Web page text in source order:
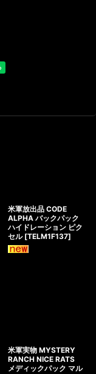
米軍放出品 CODE
ALPHA バックパック
ハイドレーション ピク
セル [TELM1F137]
米軍実物 MYSTERY
RANCH NICE RATS
メディックパック マル